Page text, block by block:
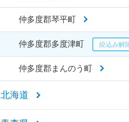
仲多度郡琴平町
仲多度郡多度津町
仲多度郡まんのう町
北海道